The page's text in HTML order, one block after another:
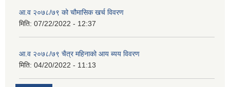
आ.व २०७८/७९ को चौमासिक खर्च विवरण
मिति: 07/22/2022 - 12:37
आ.व २०७८/७९ चैत्र महिनाको आय ब्यय विवरण
मिति: 04/20/2022 - 11:13